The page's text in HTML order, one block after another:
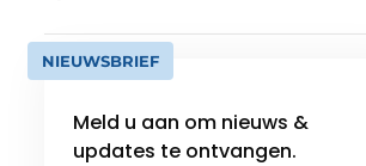
NIEUWSBRIEF
Meld u aan om nieuws &
updates te ontvangen.